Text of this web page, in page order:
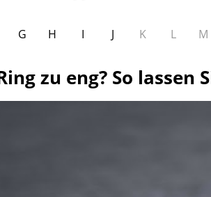
G H I J K L M
zu eng? So